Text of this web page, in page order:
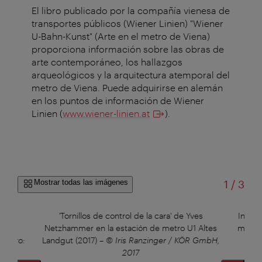
El libro publicado por la compañía vienesa de
transportes públicos (Wiener Linien) "Wiener
U-Bahn-Kunst" (Arte en el metro de Viena)
proporciona información sobre las obras de
arte contemporáneo, los hallazgos
arqueológicos y la arquitectura atemporal del
metro de Viena. Puede adquirirse en alemán
en los puntos de información de Wiener
Linien (www.wiener-linien.at ).
Mostrar todas las imágenes 1 /de
3
Foto:
'Tornillos de control de la cara' de Yves
Netzhammer en la estación de metro U1 Altes
Landgut (2017) – © Iris Ranzinger / KÖR GmbH,
2017
metro